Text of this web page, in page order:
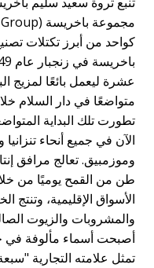
كواحد من أبرز تكتلات تصنيع
عشرة ليعمل بائعًا لمزيج
متواضعًا في دار السلام خلال
تطورت تلك البداية
الآن في جميع أنحاء تنزانيا
طن من القمح يوميًا من خلال
الأسواق الإقليمية، وتنتج
والمشروبات والزيوت
أصبحت أسماء مألوفة في جميع